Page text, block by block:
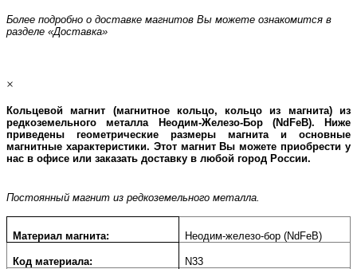
Более подробно о доставке магнитов Вы можете ознакомится в
разделе «Доставка»
×
Кольцевой магнит (магнитное кольцо, кольцо из магнита) из
редкоземельного металла Неодим-Железо-Бор (NdFeB). Ниже
приведены геометрические размеры магнита и основные
магнитные характеристики. Этот магнит Вы можете приобрести у
нас в офисе или заказать доставку в любой город России.
Постоянный магнит из редкоземельного металла.
Материал магнита: Неодим-железо-бор (NdFeB)
Код материала: N33